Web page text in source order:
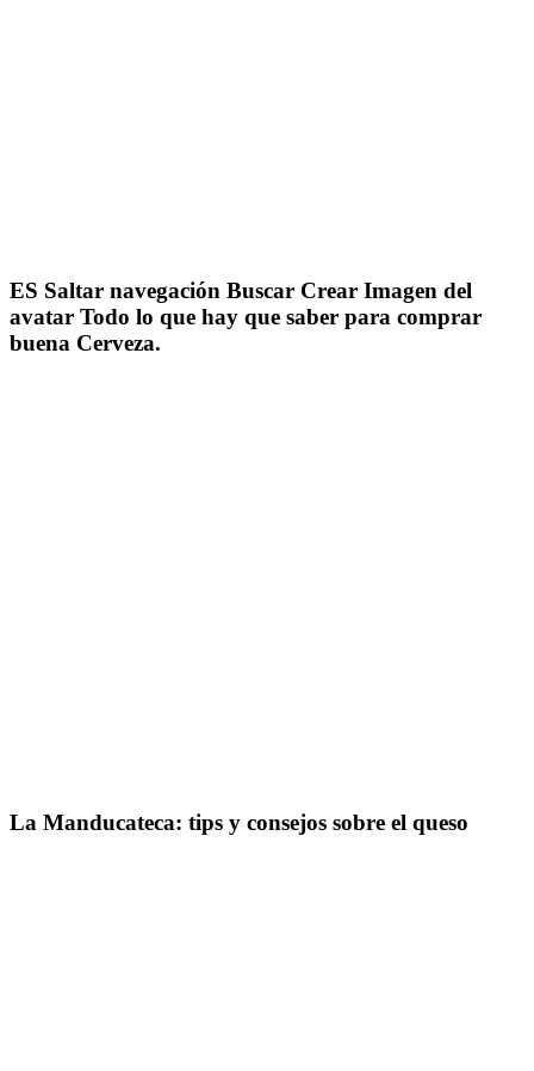
ES Saltar navegación Buscar Crear Imagen del
avatar Todo lo que hay que saber para comprar
buena Cerveza.
La Manducateca: tips y consejos sobre el queso